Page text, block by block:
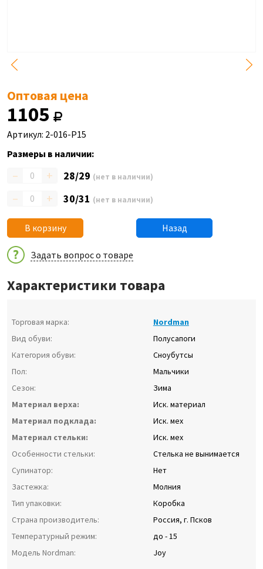
Оптовая цена
1105
Артикул: 2-016-P15
Размеры в наличии:
– + 28/29 (нет в наличии)
– + 30/31 (нет в наличии)
В корзину Назад
Задать вопрос о товаре
Характеристики товара
Торговая марка:
Nordman
Вид обуви:
Полусапоги
Категория обуви:
Сноубутсы
Пол:
Мальчики
Сезон:
Зима
Материал верха:
Иск. материал
Материал подклада:
Иск. мех
Материал стельки:
Иск. мех
Особенности стельки:
Стелька не вынимается
Супинатор:
Нет
Застежка:
Молния
Тип упаковки:
Коробка
Страна производитель:
Россия, г. Псков
Температурный режим:
до - 15
Модель Nordman:
Joy